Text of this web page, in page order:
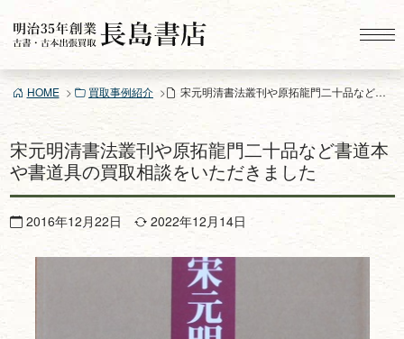
ン
ツ
ス
キ
HOME 買取事例紹介 宋元明清書法叢刊や原拓龍門二十品など書道本や書道具の買取相談をいただきました
宋元明清書法叢刊や原拓龍門二十品など書道本
や書道具の買取相談をいただきました
2016年12月22日 2022年12月14日